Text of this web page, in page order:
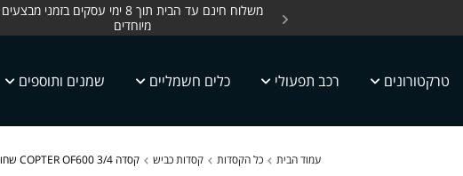
משלוח חינם עד הבית תוך 8 ימי עסקים בזמני מבצעים
מיוחדים
טרקטורונים רכב תפעולי כלים חשמליים שמנים ותוספים
עמוד הבית כל הקסדות קסדות כביש קסדה 3/4 COPTER OF600 שחור מט